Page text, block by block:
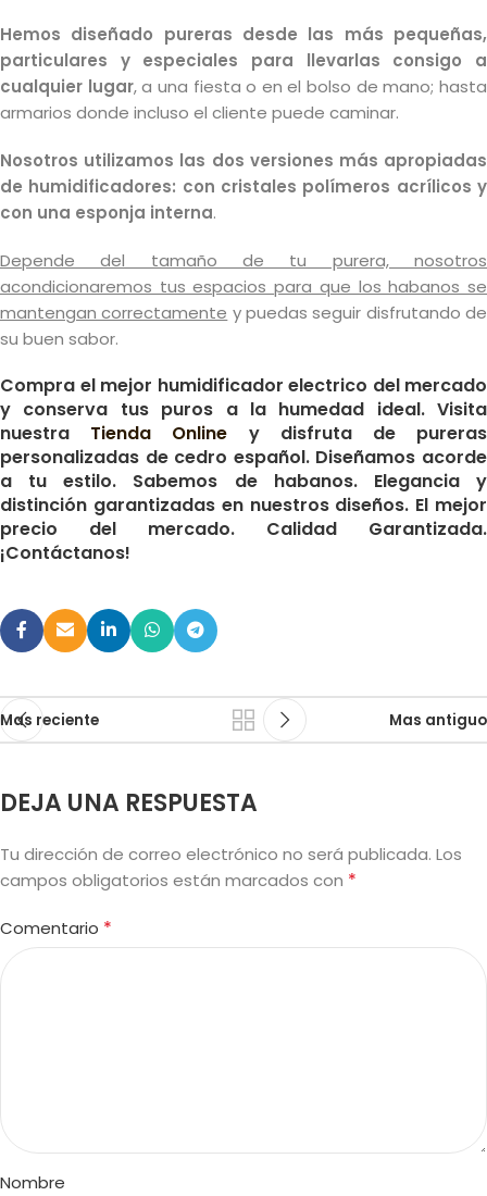
Hemos diseñado pureras desde las más pequeñas,
particulares y especiales para llevarlas consigo a
cualquier lugar, a una fiesta o en el bolso de mano; hasta
armarios donde incluso el cliente puede caminar.
Nosotros utilizamos las dos versiones más apropiadas
de humidificadores: con cristales polímeros acrílicos y
con una esponja interna.
Depende del tamaño de tu purera, nosotros
acondicionaremos tus espaciospara que los habanos se
mantengan correctamente y puedas seguir disfrutando de
su buen sabor.
Compra el mejor humidificador electrico del mercado
y conserva tus puros a la humedad ideal. Visita
nuestra Tienda Online y disfruta de pureras
personalizadas de cedro español. Diseñamos acorde
a tu estilo. Sabemos de habanos. Elegancia y
distinción garantizadas en nuestros diseños. El mejor
precio del mercado. Calidad Garantizada.
¡Contáctanos!
Mas reciente Mas antiguo
DEJA UNA RESPUESTA
Tu dirección de correo electrónico no será publicada. Los
campos obligatorios están marcados con *
Comentario *
Nombre